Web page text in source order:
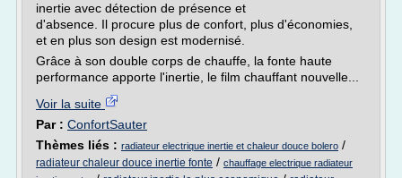
inertie avec détection de présence et
d'absence. Il procure plus de confort, plus d'économies,
et en plus son design est modernisé.
Grâce à son double corps de chauffe, la fonte haute
performance apporte l'inertie, le film chauffant nouvelle...
Voir la suite
Par : ConfortSauter
Thèmes liés : radiateur electrique inertie et chaleur douce bolero /
radiateur chaleur douce inertie fonte / chauffage electrique radiateur